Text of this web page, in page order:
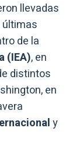
llevadas
últimas
de la
(IEA), en
distintos
en
y